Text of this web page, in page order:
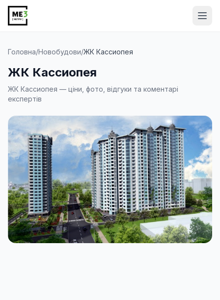
Головна/Новобудови/ЖК Кассиопея
ЖК Кассиопея
ЖК Кассиопея — ціни, фото, відгуки та коментарі
експертів